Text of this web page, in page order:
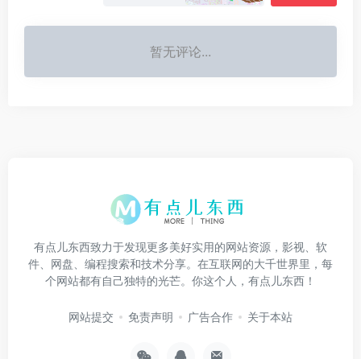
暂无评论...
有点儿东西致力于发现更多美好实用的网站资源，影视、软
件、网盘、编程搜索和技术分享。在互联网的大千世界里，每
个网站都有自己独特的光芒。你这个人，有点儿东西！
网站提交 免责声明 广告合作 关于本站